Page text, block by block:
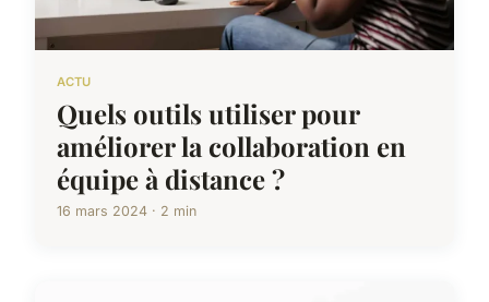
ACTU
Quels outils utiliser pour
améliorer la collaboration en
équipe à distance ?
16 mars 2024 · 2 min